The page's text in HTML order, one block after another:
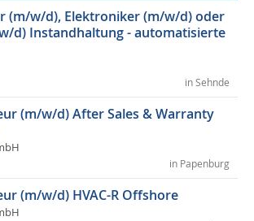
(m/w/d), Elektroniker (m/w/d) oder
d) Instandhaltung - automatisierte
in Sehnde
(m/w/d) After Sales & Warranty
in Papenburg
(m/w/d) HVAC-R Offshore